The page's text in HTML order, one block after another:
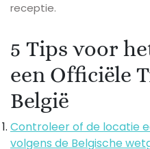
receptie.
5 Tips voor
een Officiële
België
Controleer of de locatie
volgens de Belgische